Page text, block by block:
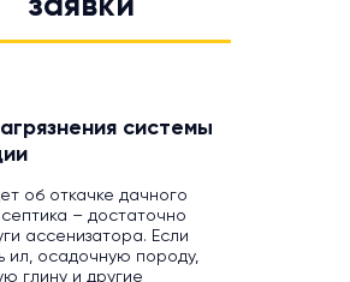
заявки
системы
об откачке дачного
– достаточно
ассенизатора. Если
ил, осадочную породу,
глину и другие